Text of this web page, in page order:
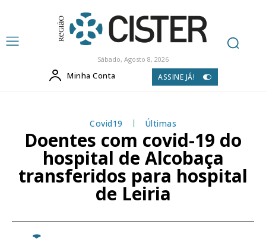
Sábado, Agosto 8, 2026
Minha Conta ASSINE JÁ!
Covid19 Últimas
Doentes com covid-19 do
hospital de Alcobaça
transferidos para hospital
de Leiria